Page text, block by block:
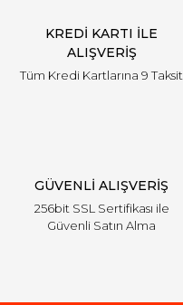
KREDİ KARTI İLE
ALIŞVERİŞ
Tüm Kredi Kartlarına 9 Taksit
GÜVENLİ ALIŞVERİŞ
256bit SSL Sertifikası ile
Güvenli Satın Alma